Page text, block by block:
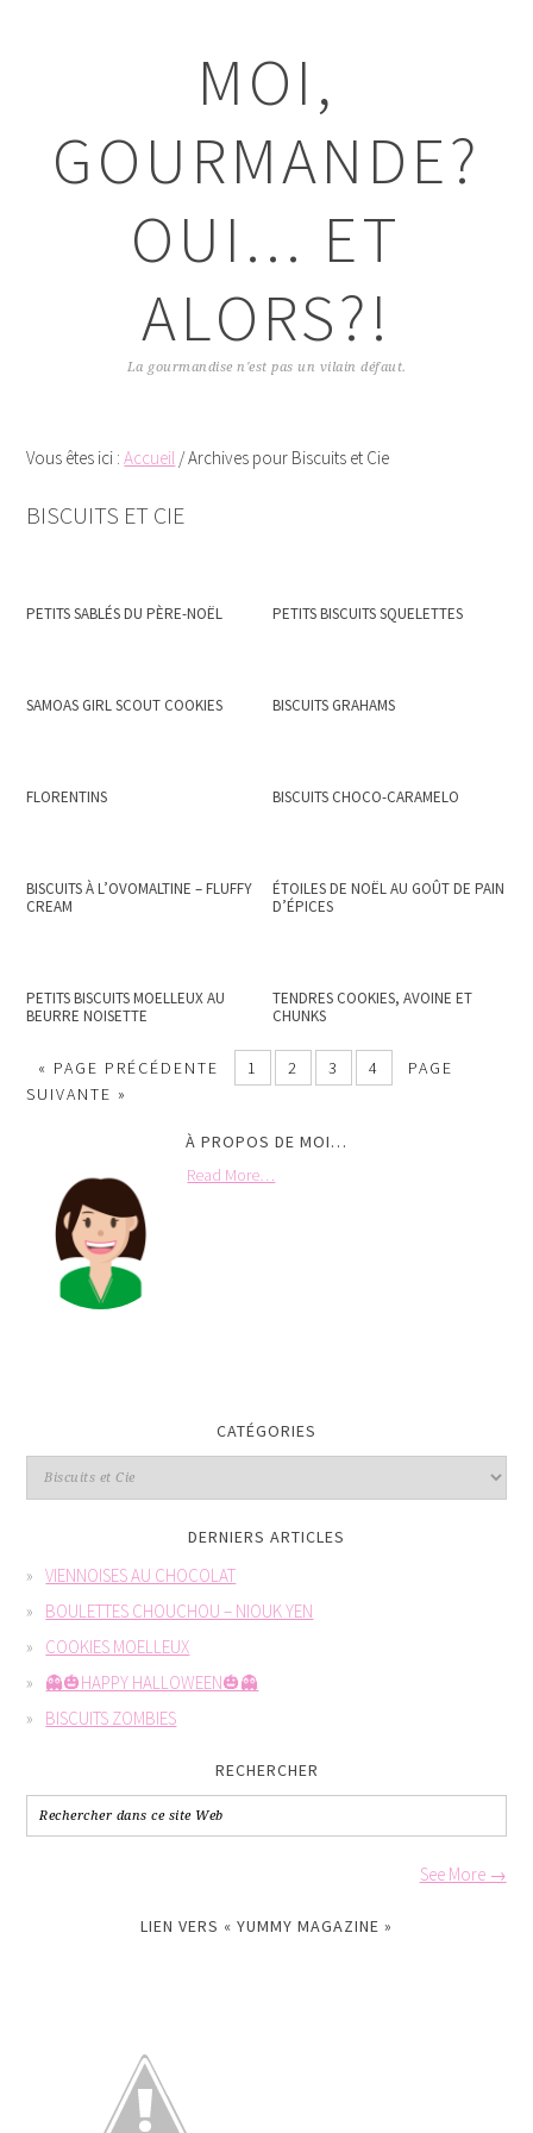
principale
MOI,
GOURMANDE?
OUI... ET
ALORS?!
La gourmandise n'est pas un vilain défaut.
Vous êtes ici :Accueil /Archives pour Biscuits et Cie
BISCUITS ET CIE
PETITS SABLÉS DU PÈRE-NOËL PETITS BISCUITS SQUELETTES
SAMOAS GIRL SCOUT COOKIES BISCUITS GRAHAMS
FLORENTINS BISCUITS CHOCO-CARAMELO
BISCUITS À L’OVOMALTINE – FLUFFY
CREAM
ÉTOILES DE NOËL AU GOÛT DE PAIN
D’ÉPICES
PETITS BISCUITS MOELLEUX AU
BEURRE NOISETTE
TENDRES COOKIES, AVOINE ET
CHUNKS
« PAGE PRÉCÉDENTE 1 2 3 4
PAGE
SUIVANTE »
À PROPOS DE MOI…
Read More…
CATÉGORIES
DERNIERS ARTICLES
VIENNOISES AU CHOCOLAT
BOULETTES CHOUCHOU – NIOUK YEN
COOKIES MOELLEUX
👻🎃HAPPY HALLOWEEN🎃👻
BISCUITS ZOMBIES
RECHERCHER
See More →
LIEN VERS « YUMMY MAGAZINE »